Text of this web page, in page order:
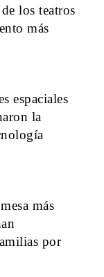
los teatros
más
espaciales
la
más
por